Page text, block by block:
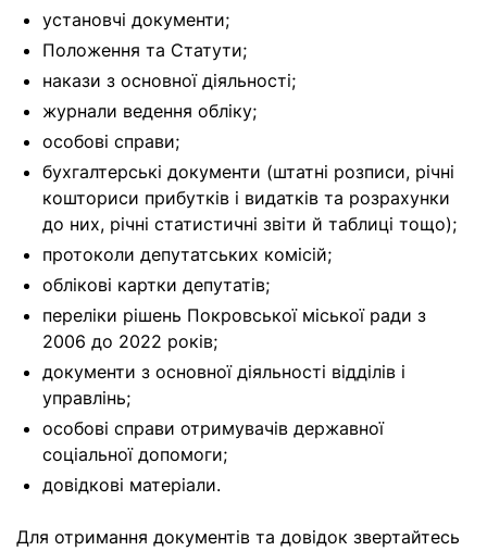
установчі документи;
Положення та Статути;
накази з основної діяльності;
журнали ведення обліку;
особові справи;
бухгалтерські документи (штатні розписи, річні
кошториси прибутків і видатків та розрахунки
до них, річні статистичні звіти й таблиці тощо);
протоколи депутатських комісій;
облікові картки депутатів;
переліки рішень Покровської міської ради з
2006 до 2022 років;
документи з основної діяльності відділів і
управлінь;
особові справи отримувачів державної
соціальної допомоги;
довідкові матеріали.
Для отримання документів та довідок звертайтесь